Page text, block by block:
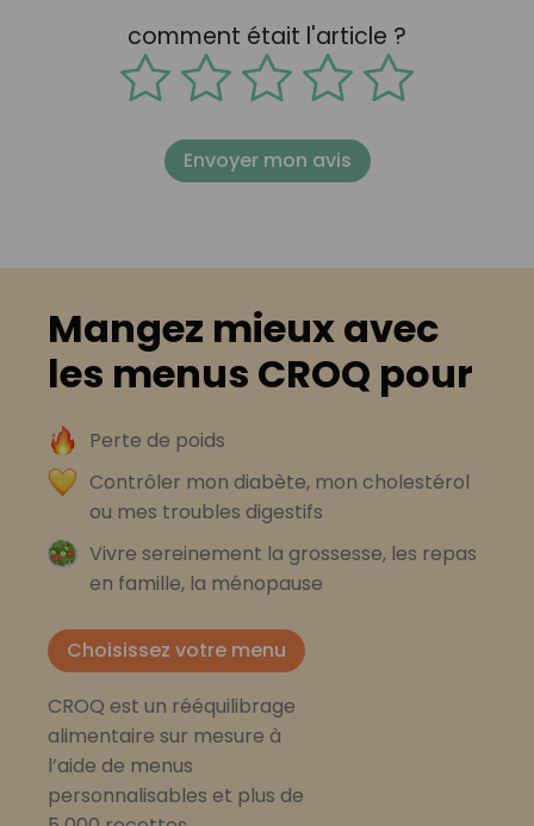
comment était l'article ?
Envoyer mon avis
Mangez mieux avec
les menus CROQ pour
Perte de poids
Contrôler mon diabète, mon cholestérol
ou mes troubles digestifs
Vivre sereinement la grossesse, les repas
en famille, la ménopause
Choisissez votre menu
CROQ est un rééquilibrage
alimentaire sur mesure à
l’aide de menus
personnalisables et plus de